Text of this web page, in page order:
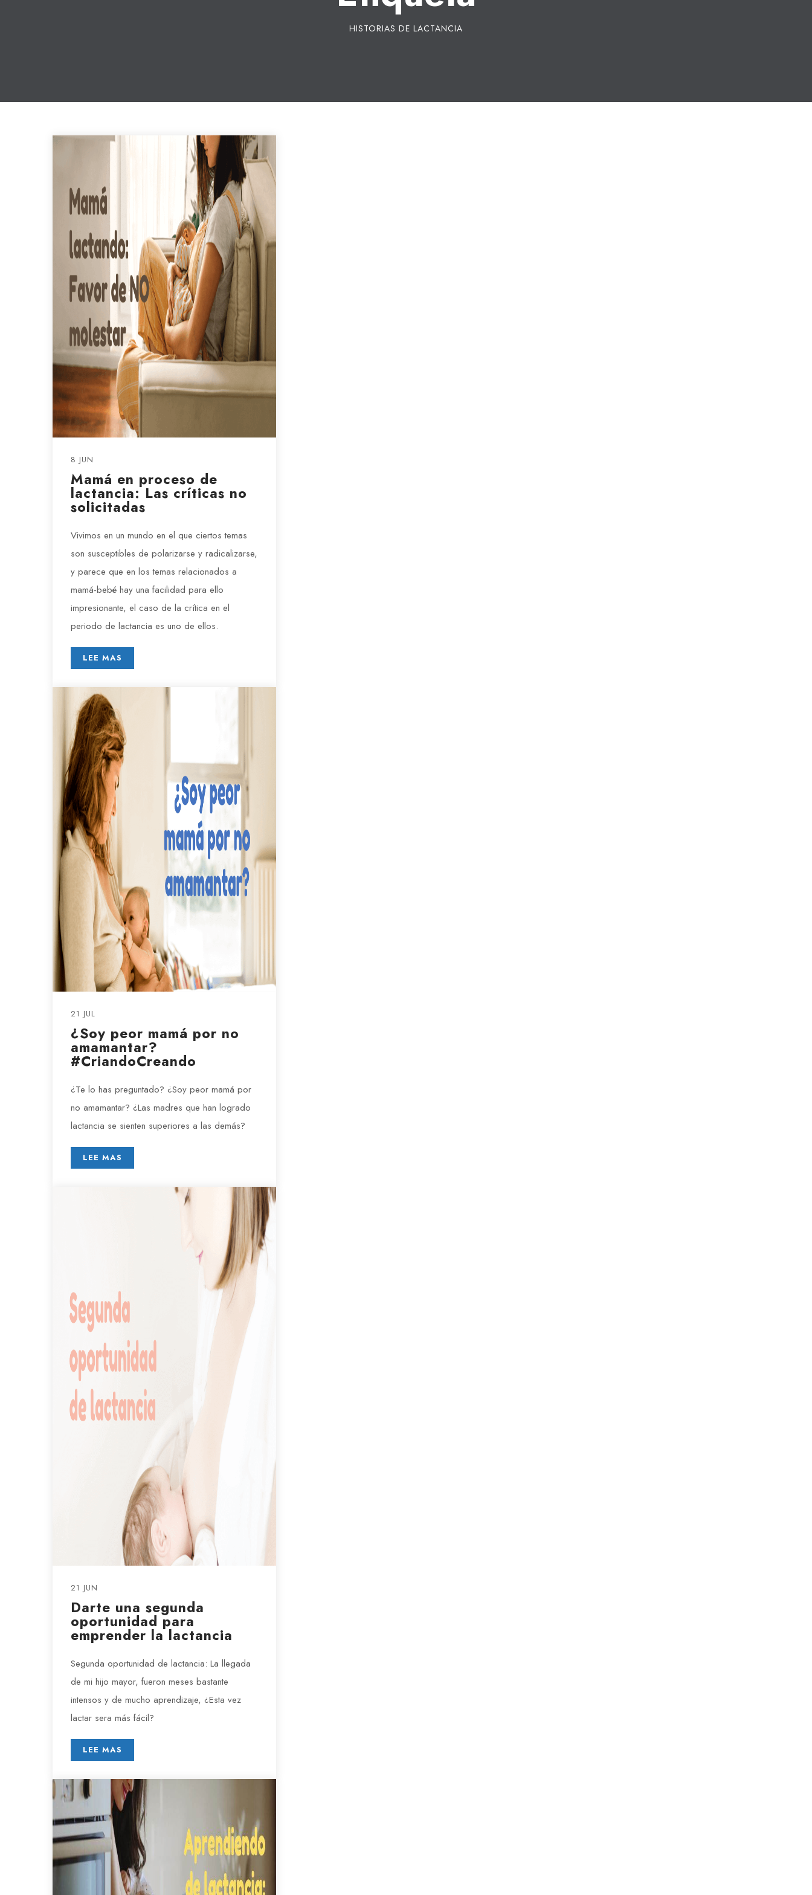
HISTORIAS DE LACTANCIA
8 JUN
Mamá en proceso de
lactancia: Las críticas no
solicitadas
Vivimos en un mundo en el que ciertos temas
son susceptibles de polarizarse y radicalizarse,
y parece que en los temas relacionados a
mamá-bebé hay una facilidad para ello
impresionante, el caso de la crítica en el
periodo de lactancia es uno de ellos.
LEE MAS
21 JUL
¿Soy peor mamá por no
amamantar?
#CriandoCreando
¿Te lo has preguntado? ¿Soy peor mamá por
no amamantar? ¿Las madres que han logrado
lactancia se sienten superiores a las demás?
LEE MAS
21 JUN
Darte una segunda
oportunidad para
emprender la lactancia
Segunda oportunidad de lactancia: La llegada
de mi hijo mayor, fueron meses bastante
intensos y de mucho aprendizaje, ¿Esta vez
lactar sera más fácil?
LEE MAS